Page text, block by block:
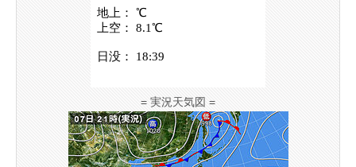
= 実況天気図 =